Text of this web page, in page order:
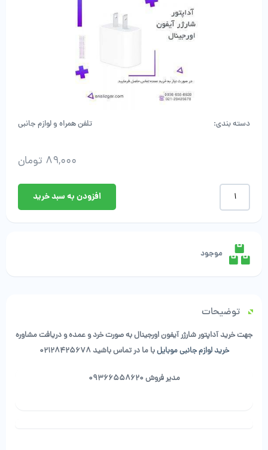
دسته بندی: تلفن همراه و لوازم جانبی
89,000 تومان
آداپتور
عدد
افزودن به سبد خرید
موجود
توضیحات
جهت خرید آداپتور شارژر آیفون اورجینال به صورت خرد و عمده و دریافت مشاوره
خرید لوازم جانبی موبایلبا ما در تماس باشید02128425678
مدیر فروش 09366558620